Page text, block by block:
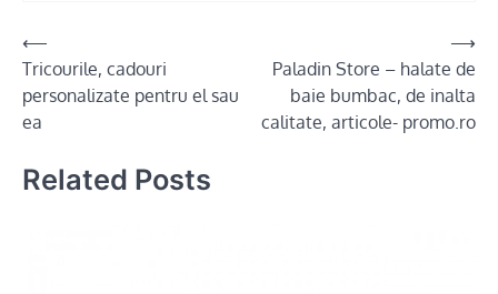
Post
navigation
⟵
Tricourile, cadouri
personalizate pentru el sau
ea
Paladin Store – halate de
baie bumbac, de inalta
calitate, articole- promo.ro
⟶
Related Posts